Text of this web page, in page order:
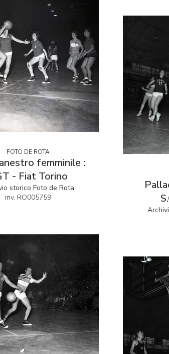
FOTO DE ROTA
femminile :
- Fiat Torino
storico Foto de Rota
inv. RO005759